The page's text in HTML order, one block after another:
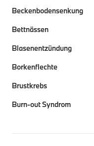
Beckenbodensenkung
Bettnässen
Blasenentzündung
Borkenflechte
Brustkrebs
Burn-out Syndrom